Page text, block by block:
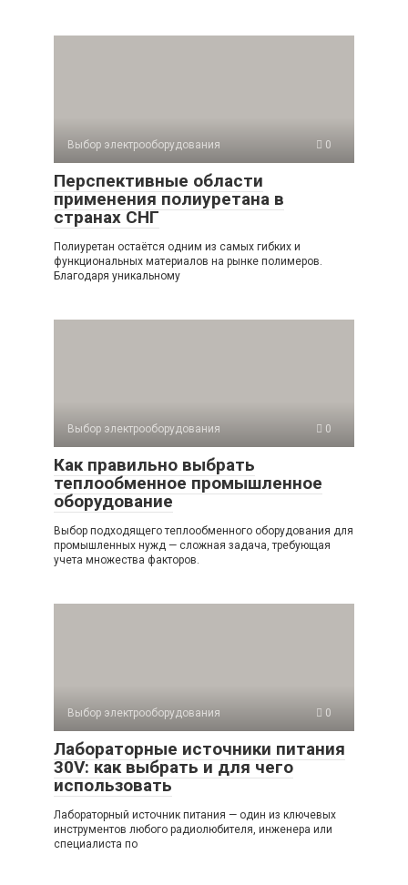
Выбор электрооборудования 0
Перспективные области
применения полиуретана в
странах СНГ
Полиуретан остаётся одним из самых гибких и
функциональных материалов на рынке полимеров.
Благодаря уникальному
Выбор электрооборудования 0
Как правильно выбрать
теплообменное промышленное
оборудование
Выбор подходящего теплообменного оборудования для
промышленных нужд — сложная задача, требующая
учета множества факторов.
Выбор электрооборудования 0
Лабораторные источники питания
30V: как выбрать и для чего
использовать
Лабораторный источник питания — один из ключевых
инструментов любого радиолюбителя, инженера или
специалиста по